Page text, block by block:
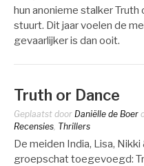
hun anonieme stalker Truth
stuurt. Dit jaar voelen de
gevaarlijker is dan ooit.
Truth or Dance
Geplaatst door Daniëlle de Boer
Recensies Thrillers
De meiden India, Lisa,
groepschat toegevoegd: